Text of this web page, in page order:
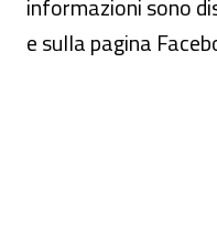
informazioni sono
e sulla pagina